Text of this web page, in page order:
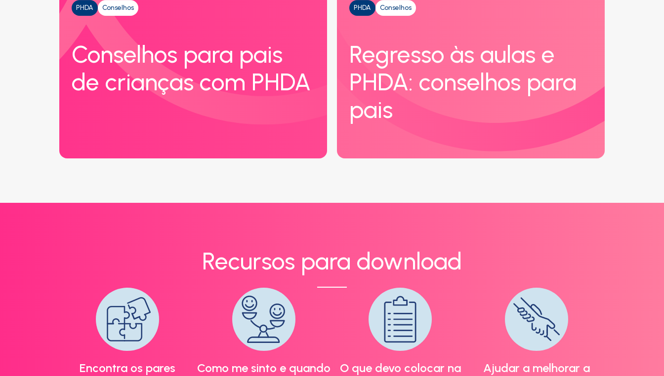
PHDA Conselhos
Conselhos para pais
de crianças com PHDA
PHDA Conselhos
Regresso às aulas e
PHDA: conselhos para
pais
Recursos para download
Encontra os pares
Como me sinto e quando
O que devo colocar na
Ajudar a melhorar a